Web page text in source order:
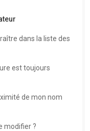
dans la liste des
est toujours
de mon nom
modifier ?